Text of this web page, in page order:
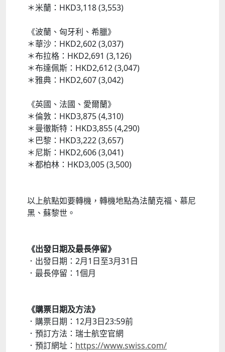
＊米蘭：HKD3,118 (3,553)
《波蘭、匈牙利、希臘》
＊華沙：HKD2,602 (3,037)
＊布拉格：HKD2,691 (3,126)
＊布達佩斯：HKD2,612 (3,047)
＊雅典：HKD2,607 (3,042)
《英國、法國、愛爾蘭》
＊倫敦：HKD3,875 (4,310)
＊曼徹斯特：HKD3,855 (4,290)
＊巴黎：HKD3,222 (3,657)
＊尼斯：HKD2,606 (3,041)
＊都柏林：HKD3,005 (3,500)
以上航點如要轉機，轉機地點為法蘭克福、慕尼
黑、蘇黎世。
《出發日期及最長停留》
．出發日期：2月1日至3月31日
．最長停留：1個月
《購票日期及方法》
．購票日期：12月3日23:59前
．預訂方法：瑞士航空官網
．預訂網址： https://www.swiss.com/